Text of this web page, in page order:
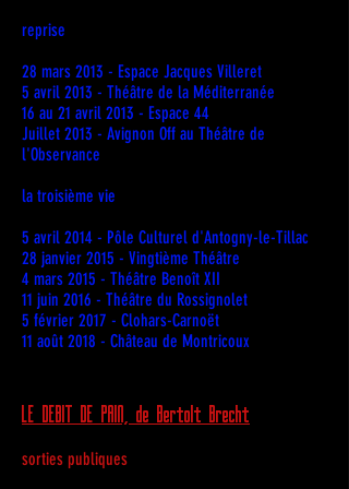
reprise
28 mars 2013 - Espace Jacques Villeret
5 avril 2013 - Théâtre de la Méditerranée
16 au 21 avril 2013 - Espace 44
Juillet 2013 - Avignon Off au Théâtre de
l'Observance
la troisième vie
5 avril 2014 - Pôle Culturel d'Antogny-le-Tillac
28 janvier 2015 - Vingtième Théâtre
4 mars 2015 - Théâtre Benoît XII
11 juin 2016 - Théâtre du Rossignolet
5 février 2017 - Clohars-Carnoët
11 août 2018 - Château de Montricoux
LE DEBIT DE PAIN, de Bertolt Brecht
sorties publiques